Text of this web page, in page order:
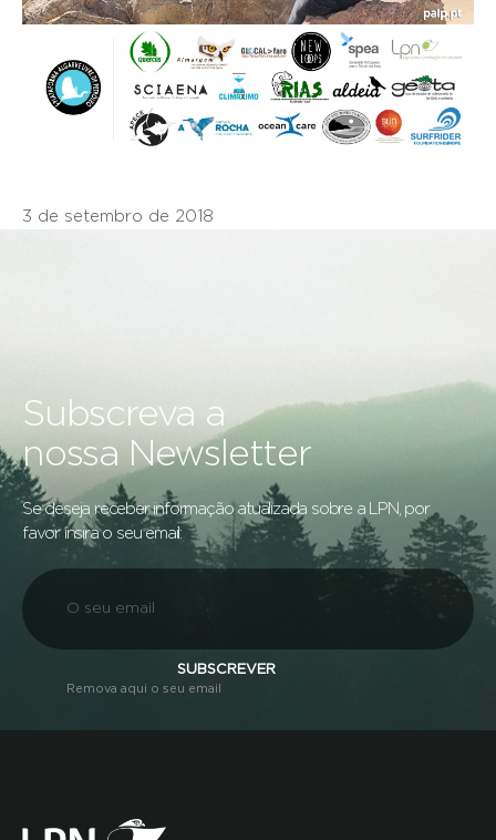
3 de setembro de 2018
Subscreva a
nossa Newsletter
Se deseja receber informação atualizada sobre a LPN, por
favor insira o seu email:
SUBSCREVER
Remova aqui o seu email